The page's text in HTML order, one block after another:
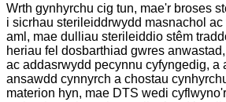
Wrth gynhyrchu cig tun, mae'r broses
i sicrhau sterileiddrwydd masnachol
aml, mae dulliau sterileiddio stêm
heriau fel dosbarthiad gwres
ac addasrwydd pecynnu cyfyngedig, a
ansawdd cynnyrch a chostau
materion hyn, mae DTS wedi